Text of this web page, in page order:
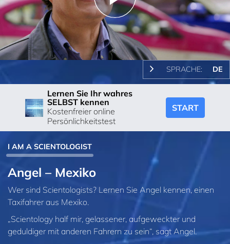
Play
Video
SPRACHE: DE
Lernen Sie Ihr wahres
SELBST kennen
Kostenfreier online
Persönlichkeitstest
START
I AM A SCIENTOLOGIST
Angel – Mexiko
Wer sind Scientologists? Lernen Sie Angel kennen, einen
Taxifahrer aus Mexiko.
„Scientology half mir, gelassener, aufgeweckter und
geduldiger mit anderen Fahrern zu sein“, sagt Angel.